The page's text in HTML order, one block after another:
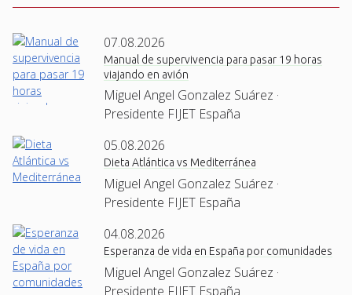
07.08.2026
Manual de supervivencia para pasar 19 horas
viajando en avión
Miguel Angel Gonzalez Suárez ·
Presidente FIJET España
05.08.2026
Dieta Atlántica vs Mediterránea
Miguel Angel Gonzalez Suárez ·
Presidente FIJET España
04.08.2026
Esperanza de vida en España por comunidades
Miguel Angel Gonzalez Suárez ·
Presidente FIJET España